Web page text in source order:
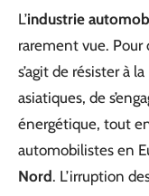
L’industrie
rarement vue. Pour
s’agit de résister à
asiatiques, de
énergétique, tout
automobilistes en
Nord. L’irruption